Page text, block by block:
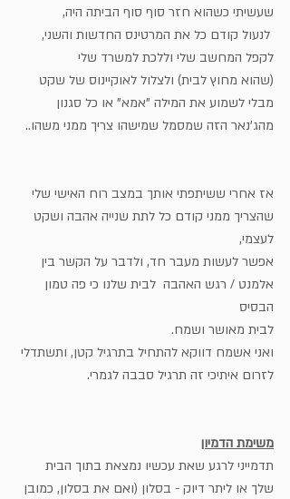
שעשיתי כשהוא חזר סוף סוף הביתה היה,
לנעול קודם כל את המרטינס החדשות והשני,
לקפל המחשב שלי וללכת למשרד שלי
(שהוא מחוץ לבית) ולצלול לאוקיינוס של שקט
מבלי לשמוע את המילה "אמא" או כל סגנון
מהג'נאר הזה שמסמל שמישהו צריך ממני משהו..
אז אחרי ששיתפתי אותך במצב רוח האישי שלי
שהצריך ממני קודם כל לתת שנייה אהבה ושקט
לעצמי,
אפשר לעשות מעבר חד, ולדבר על הקשר בין
אלמנט / רגש האהבה  לבית שלנו כי פה טמון
הבסיס
לבית מאושר ושמח.
ואני אשמח דווקא להתחיל בתרגיל קטן, ותשתדלי
לזרום איתיכי זה תרגיל סבבה לגמרי.
משימת הדמיון
תדמייני לרגע שאת עכשיו נמצאת בתוך הבית
שלך או ליתר דיוק - בסלון (ואם את בסלון, כמובן